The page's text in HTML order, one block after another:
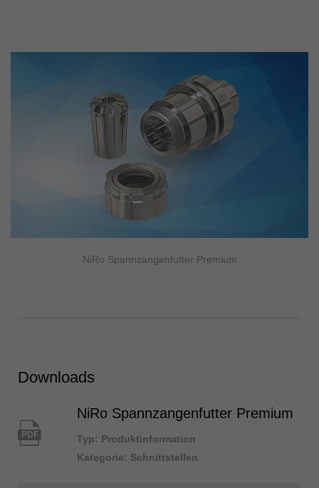
NiRo Spannzangenfutter Premium
Downloads
PDF
NiRo Spannzangenfutter Premium
Typ: Produktinformation
Kategorie: Schnittstellen